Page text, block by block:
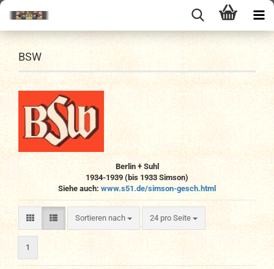
BSW
Berlin + Suhl
1934-1939 (bis 1933 Simson)
Siehe auch: www.s51.de/simson-gesch.html
Sortieren nach
Sortieren nach 24 pro Seite
pro Seite
1